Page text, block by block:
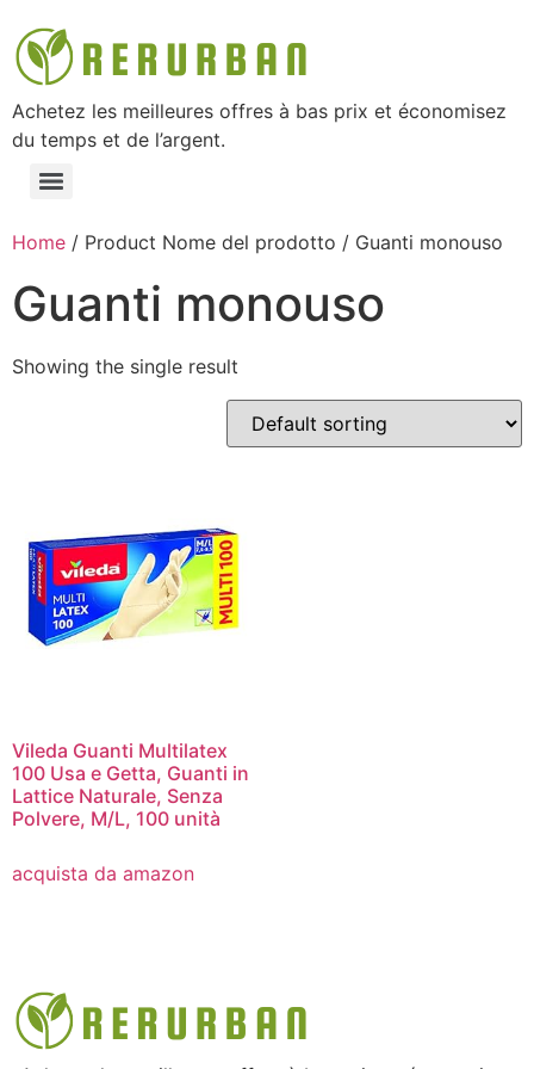
Achetez les meilleures offres à bas prix et économisez
du temps et de l’argent.
Home / Product Nome del prodotto / ‎Guanti monouso
‎Guanti monouso
Showing the single result
Vileda Guanti Multilatex
100 Usa e Getta, Guanti in
Lattice Naturale, Senza
Polvere, M/L, 100 unità
acquista da amazon